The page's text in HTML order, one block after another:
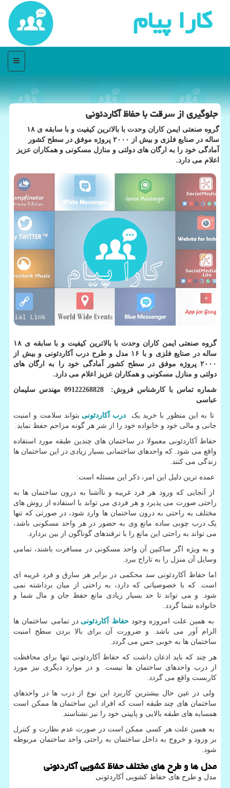
كارا پیام
منو
جلوگیری از سرقت با حفاظ آكاردئونی
گروه صنعتی ایمن كاران وحدت با بالاترین كیفیت و با سابقه ی ۱۸
ساله در صنایع فلزی و بیش از ۲۰۰۰ پروژه موفق در سطح كشور
آمادگی خود را به ارگان های دولتی و منازل مسكونی و همكاران عزیز
اعلام می دارد.
گروه صنعتی ایمن کاران وحدت با بالاترین کیفیت و با سابقه ی ۱۸
ساله در صنایع فلزی و با ۱۶ مدل و طرح درب آکاردئونی و بیش از
۲۰۰۰ پروژه موفق در سطح کشور آمادگی خود را به ارگان های
دولتی و منازل مسکونی و همکاران عزیز اعلام می دارد.
شماره تماس با کارشناس فروش: 09122268828 مهندس سلیمان
عباسی
تا به این منظور با خرید یک درب آکاردئونی بتواند سلامت و امنیت
جانی و مالی خود و خانواده خود را از شر هر گونه مزاحم حفظ نماید.
حفاظ آکاردئونی معمولا در ساختمان های چندین طبقه مورد استفاده
واقع می شود. که واحدهای ساختمانی بسیار زیادی در این ساختمان ها
زندگی می کنند.
عمده ترین دلیل این امر، ذکر این مسئله است:
از آنجایی که ورود هر فرد غریبه و ناآشنا به درون ساختمان ها به
راحتی صورت می پذیرد و هر فردی می تواند با استفاده از روش های
مختلف به راحتی به درون ساختمان ها وارد شود، در صورتی که تنها
یک درب چوبی ساده مانع وی به حضور در هر واحد مسکونی باشد،
می تواند به راحتی این مانع را با ترفندهای گوناگون از بین بردارد.
و به ویژه اگر ساکنین آن واحد مسکونی در مسافرت باشند، تمامی
وسایل آن منزل را به تاراج ببرد.
اما حفاظ آکاردئونی سد محکمی در برابر هر سارق و فرد غریبه ای
است. که با خصوصیاتی که دارد، به راحتی از میان برداشته نمی
شود. و می تواند تا حد بسیار زیادی مانع حفظ جان و مال شما و
خانواده شما گردد.
به همین علت امروزه وجودحفاظ آکاردئونی در تمامی ساختمان ها
الزام آور می باشد. و ضرورت آن برای بالا بردن سطح امنیت
ساختمان ها به خوبی حس می گردد.
هر چند که باید اذعان داشت که حفاظ آکاردئونی تنها برای محافظت
از درب واحدهای ساختمان ها نیست. و در موارد دیگری نیز مورد
کاربست واقع می گردد.
ولی در عین حال بیشترین کاربرد این نوع از درب ها در واحدهای
ساختمان های چند طبقه است که افراد این ساختمان ها ممکن است
همسایه های طبقه بالایی و پایینی خود را نیز نشناسند.
به همین علت هر کسی ممکن است در صورت عدم نظارت و کنترل
بر ورود و خروج به داخل ساختمان به راحتی واحد ساختمان مربوطه
شود.
مدل ها و طرح های مختلف حفاظ کشویی آکاردئونی
مدل و طرح های حفاظ کشویی آکاردئونی